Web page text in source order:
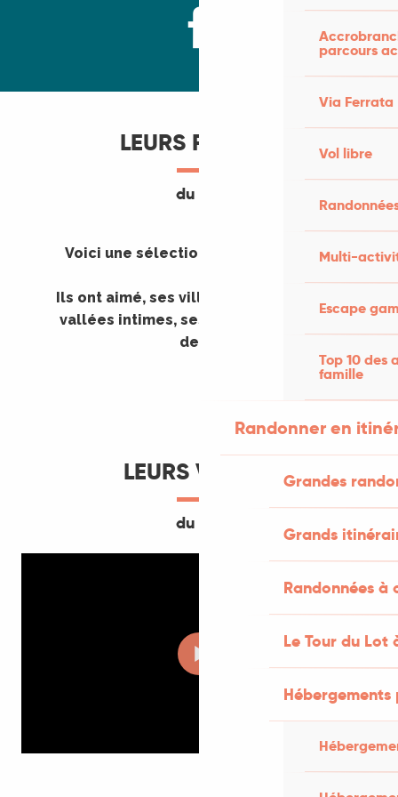
parcours
Via Ferrata
Vol libre
Multi-
Escape
Top 10 des
famille
Randonner en
Grandes
Grands
Randonnées
Le Tour du Lot
LEURS PHOTOS
du Lot
Voici une sélection de leurs photos du
Ils ont aimé, ses villages préservés, ses
vallées intimes, ses falaises aux points
de vue époustouflants.
LEURS VIDÉOS
du Lot